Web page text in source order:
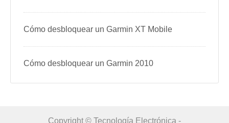
Cómo desbloquear un Garmin XT Mobile
Cómo desbloquear un Garmin 2010
Copyright © Tecnología Electrónica -